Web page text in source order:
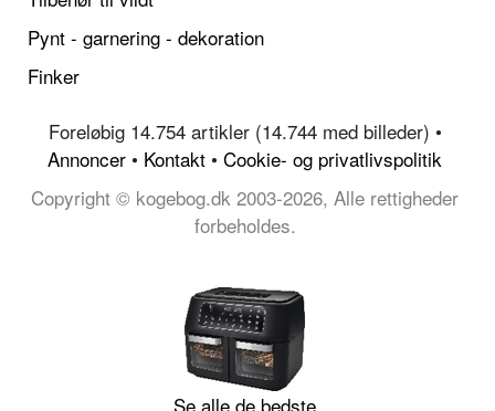
Pynt - garnering - dekoration
Finker
Foreløbig 14.754 artikler (14.744 med billeder) •
Annoncer • Kontakt • Cookie- og privatlivspolitik
Copyright © kogebog.dk 2003-2026, Alle rettigheder
forbeholdes.
Se alle de bedste